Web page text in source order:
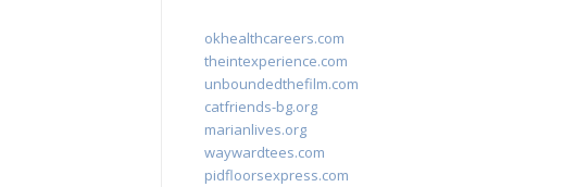
okhealthcareers.com
theintexperience.com
unboundedthefilm.com
catfriends-bg.org
marianlives.org
waywardtees.com
pidfloorsexpress.com